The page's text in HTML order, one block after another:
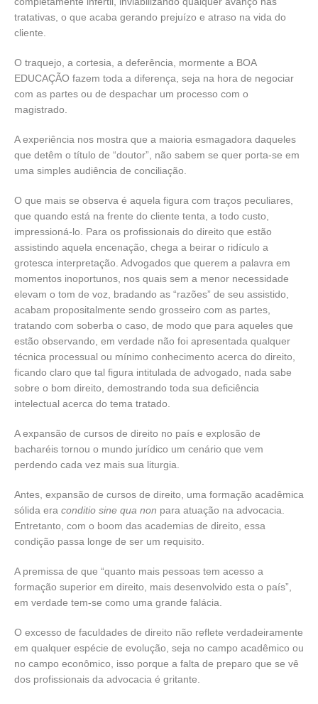
tratativas, o que acaba gerando prejuízo e atraso na vida do
cliente.
O traquejo, a cortesia, a deferência, mormente a BOA
EDUCAÇÃO fazem toda a diferença, seja na hora de negociar
com as partes ou de despachar um processo com o
magistrado.
A experiência nos mostra que a maioria esmagadora daqueles
que detêm o título de “doutor”, não sabem se quer porta-se em
uma simples audiência de conciliação.
O que mais se observa é aquela figura com traços peculiares,
que quando está na frente do cliente tenta, a todo custo,
impressioná-lo. Para os profissionais do direito que estão
assistindo aquela encenação, chega a beirar o ridículo a
grotesca interpretação. Advogados que querem a palavra em
momentos inoportunos, nos quais sem a menor necessidade
elevam o tom de voz, bradando as “razões” de seu assistido,
acabam propositalmente sendo grosseiro com as partes,
tratando com soberba o caso, de modo que para aqueles que
estão observando, em verdade não foi apresentada qualquer
técnica processual ou mínimo conhecimento acerca do direito,
ficando claro que tal figura intitulada de advogado, nada sabe
sobre o bom direito, demostrando toda sua deficiência
intelectual acerca do tema tratado.
A expansão de cursos de direito no país e explosão de
bacharéis tornou o mundo jurídico um cenário que vem
perdendo cada vez mais sua liturgia.
Antes, expansão de cursos de direito, uma formação acadêmica
sólida era conditio sine qua non para atuação na advocacia.
Entretanto, com o boom das academias de direito, essa
condição passa longe de ser um requisito.
A premissa de que “quanto mais pessoas tem acesso a
formação superior em direito, mais desenvolvido esta o país”,
em verdade tem-se como uma grande falácia.
O excesso de faculdades de direito não reflete verdadeiramente
em qualquer espécie de evolução, seja no campo acadêmico ou
no campo econômico, isso porque a falta de preparo que se vê
dos profissionais da advocacia é gritante.